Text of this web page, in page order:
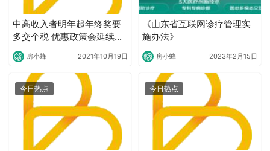
中高收入者明年起年终奖要
多交个税 优惠政策会延续
吗?
房小蜂 2021年10月19日
《山东省互联网诊疗管理实
施办法》
房小蜂 2023年2月15日
今日热点 今日热点